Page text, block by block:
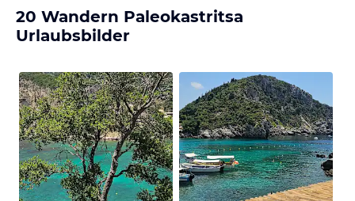
20 Wandern Paleokastritsa
Urlaubsbilder